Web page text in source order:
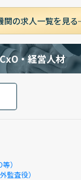
関の求人一覧を見る
CxO・経営人材
）
監査役）